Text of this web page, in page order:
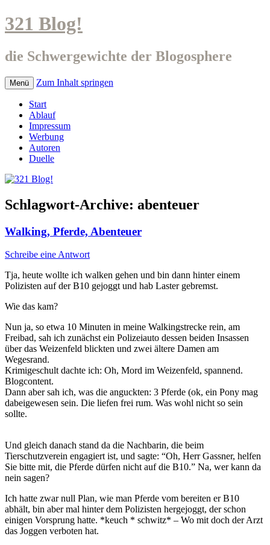
321 Blog!
die Schwergewichte der Blogosphere
Menü Zum Inhalt springen
Start
Ablauf
Impressum
Werbung
Autoren
Duelle
Schlagwort-Archive: abenteuer
Walking, Pferde, Abenteuer
Schreibe eine Antwort
Tja, heute wollte ich walken gehen und bin dann hinter einem
Polizisten auf der B10 gejoggt und hab Laster gebremst.
Wie das kam?
Nun ja, so etwa 10 Minuten in meine Walkingstrecke rein, am
Freibad, sah ich zunächst ein Polizeiauto dessen beiden Insassen
über das Weizenfeld blickten und zwei ältere Damen am
Wegesrand.
Krimigeschult dachte ich: Oh, Mord im Weizenfeld, spannend.
Blogcontent.
Dann aber sah ich, was die anguckten: 3 Pferde (ok, ein Pony mag
dabeigewesen sein. Die liefen frei rum. Was wohl nicht so sein
sollte.
Und gleich danach stand da die Nachbarin, die beim
Tierschutzverein engagiert ist, und sagte: “Oh, Herr Gassner, helfen
Sie bitte mit, die Pferde dürfen nicht auf die B10.” Na, wer kann da
nein sagen?
Ich hatte zwar null Plan, wie man Pferde vom bereiten er B10
abhält, bin aber mal hinter dem Polizisten hergejoggt, der schon
einigen Vorsprung hatte. *keuch * schwitz* – Wo mit doch der Arzt
das Joggen verboten hat.